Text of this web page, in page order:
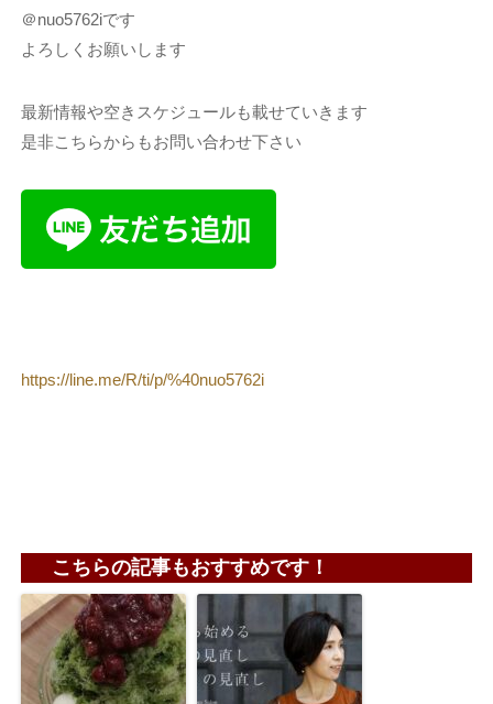
＠nuo5762iです
よろしくお願いします
最新情報や空きスケジュールも載せていきます
是非こちらからもお問い合わせ下さい
https://line.me/R/ti/p/%40nuo5762i
こちらの記事もおすすめです！